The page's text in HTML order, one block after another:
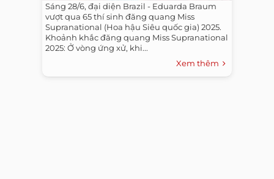
Sáng 28/6, đại diện Brazil - Eduarda Braum
vượt qua 65 thí sinh đăng quang Miss
Supranational (Hoa hậu Siêu quốc gia) 2025.
Khoảnh khắc đăng quang Miss Supranational
2025: Ở vòng ứng xử, khi...
Xem thêm